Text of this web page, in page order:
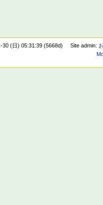
30 (日) 05:31:39 (5668d) Site admin: